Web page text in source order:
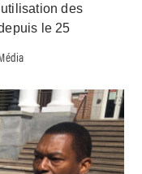
des
le 25